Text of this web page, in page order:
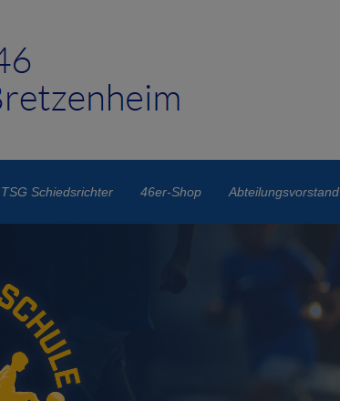
TSG Schiedsrichter 46er-Shop Abteilungsvorstand